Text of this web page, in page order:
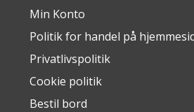
Min Konto
Politik for handel på
Privatlivspolitik
Cookie politik
Bestil bord